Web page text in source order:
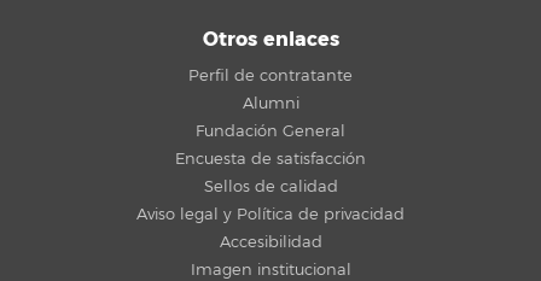
Otros enlaces
Perfil de contratante
Alumni
Fundación General
Encuesta de satisfacción
Sellos de calidad
Aviso legal y Política de privacidad
Accesibilidad
Imagen institucional